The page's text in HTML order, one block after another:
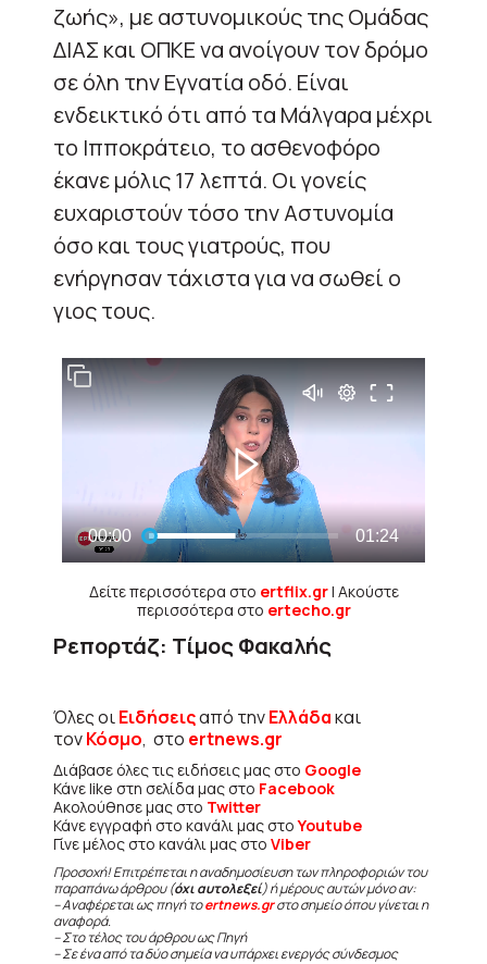
ζωής», με αστυνομικούς της Ομάδας
ΔΙΑΣ και ΟΠΚΕ να ανοίγουν τον δρόμο
σε όλη την Εγνατία οδό. Είναι
ενδεικτικό ότι από τα Μάλγαρα μέχρι
το Ιπποκράτειο, το ασθενοφόρο
έκανε μόλις 17 λεπτά. Οι γονείς
ευχαριστούν τόσο την Αστυνομία
όσο και τους γιατρούς, που
ενήργησαν τάχιστα για να σωθεί ο
γιος τους.
Δείτε περισσότερα στο ertflix.gr| Ακούστε
περισσότερα στο ertecho.gr
Ρεπορτάζ: Τίμος Φακαλής
Όλες οιΕιδήσειςαπό τηνΕλλάδακαι
τονΚόσμο, στο ertnews.gr
Διάβασε όλες τις ειδήσεις μας στο Google
Κάνε like στη σελίδα μας στο Facebook
Ακολούθησε μας στο Twitter
Κάνε εγγραφή στο κανάλι μας στοYoutube
Γίνε μέλος στο κανάλι μας στο Viber
Προσοχή! Επιτρέπεται η αναδημοσίευση των πληροφοριών του
παραπάνω άρθρου (όχι αυτολεξεί) ή μέρους αυτών μόνο αν:
– Αναφέρεται ως πηγή τοertnews.grστο σημείο όπου γίνεται η
αναφορά.
– Στο τέλος του άρθρου ως Πηγή
– Σε ένα από τα δύο σημεία να υπάρχει ενεργός σύνδεσμος